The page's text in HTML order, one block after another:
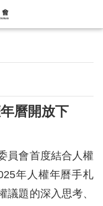
曆開放下
員會首度結合人權
年人權年曆手札
議題的深入思考、